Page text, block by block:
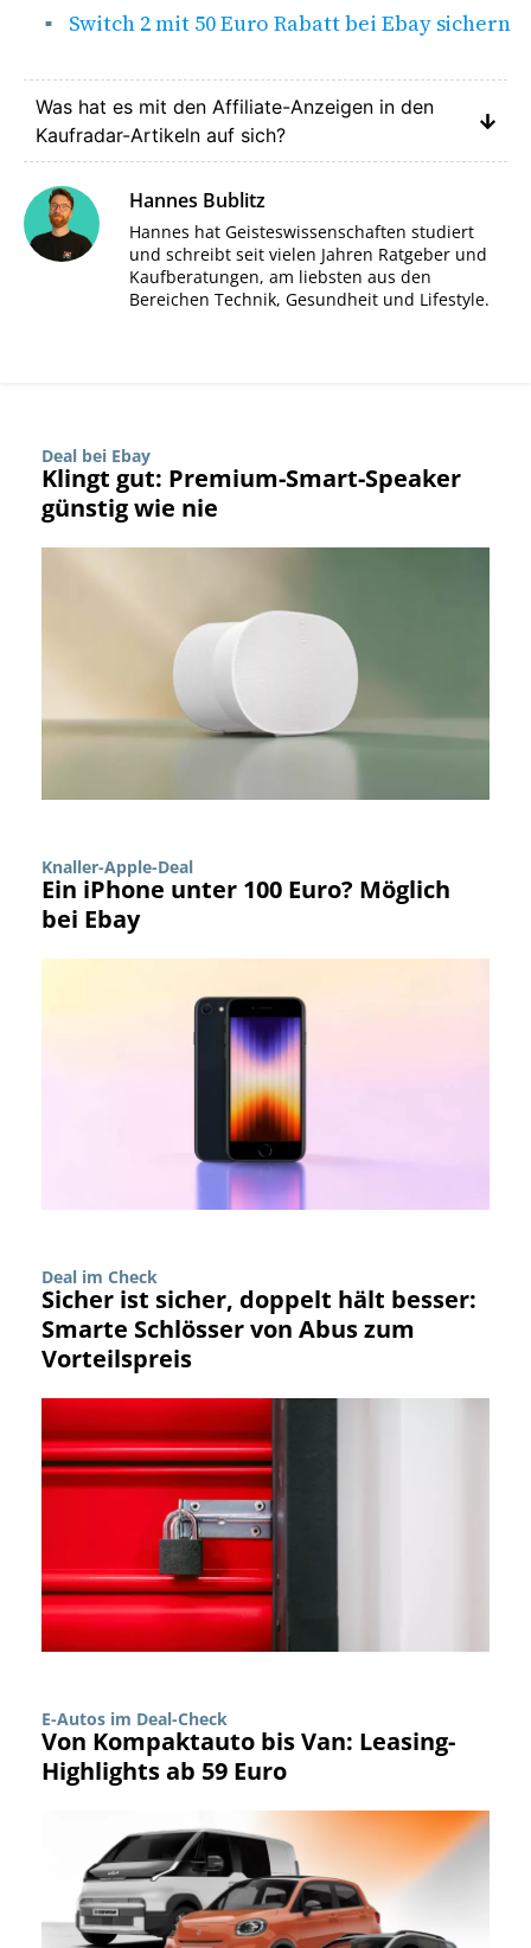
Switch 2 mit 50 Euro Rabatt bei Ebay sichern
Was hat es mit den Affiliate-Anzeigen in den
Kaufradar-Artikeln auf sich?
Hannes Bublitz
Hannes hat Geisteswissenschaften studiert
und schreibt seit vielen Jahren Ratgeber und
Kaufberatungen, am liebsten aus den
Bereichen Technik, Gesundheit und Lifestyle.
Deal bei Ebay
Klingt gut: Premium-Smart-Speaker
günstig wie nie
Knaller-Apple-Deal
Ein iPhone unter 100 Euro? Möglich
bei Ebay
Deal im Check
Sicher ist sicher, doppelt hält besser:
Smarte Schlösser von Abus zum
Vorteilspreis
E-Autos im Deal-Check
Von Kompaktauto bis Van: Leasing-
Highlights ab 59 Euro